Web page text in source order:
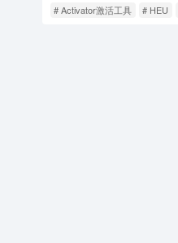
# Activator激活工具 # HEU